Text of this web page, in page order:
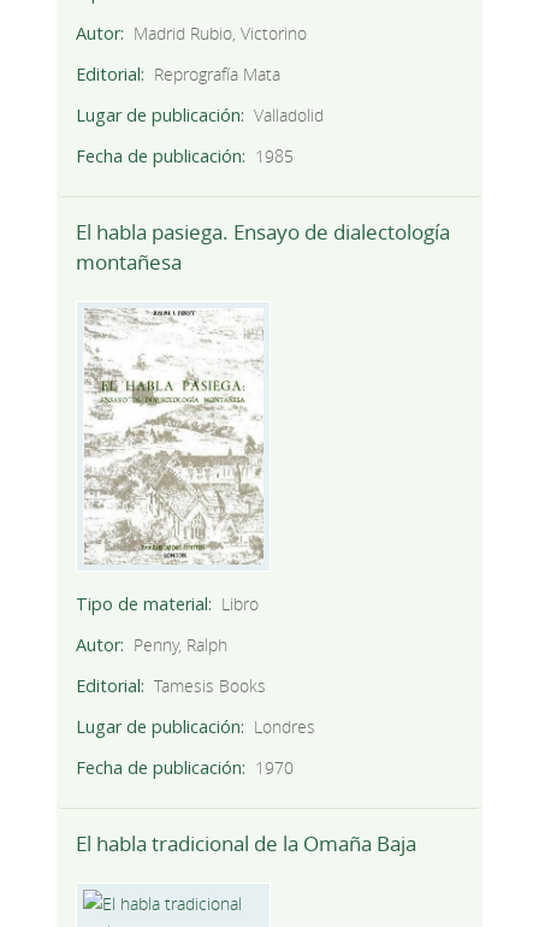
Autor
Madrid Rubio, Victorino
Editorial
Reprografía Mata
Lugar de publicación
Valladolid
Fecha de publicación
1985
El habla pasiega. Ensayo de dialectología
montañesa
Tipo de material
Libro
Autor
Penny, Ralph
Editorial
Tamesis Books
Lugar de publicación
Londres
Fecha de publicación
1970
El habla tradicional de la Omaña Baja